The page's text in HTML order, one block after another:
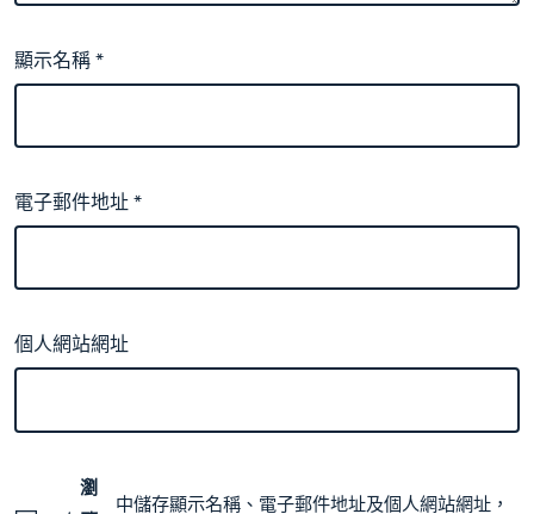
顯示名稱*
電子郵件地址*
個人網站網址
瀏
中儲存顯示名稱、電子郵件地址及個人網站網址，